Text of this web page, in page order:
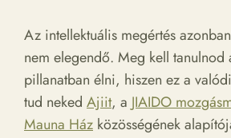
Az intellektuális megértés
nem elegendő. Meg kell tanulnod
pillanatban élni, hiszen ez a
tud neked Ajiit, a JIAIDO
Mauna Ház közösségének